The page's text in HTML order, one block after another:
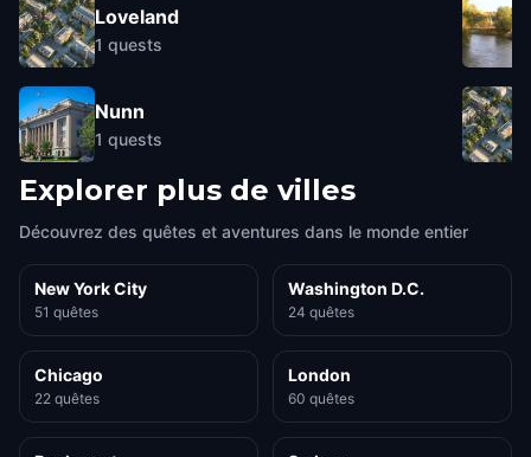
Loveland
1 quests
Nunn
1 quests
Explorer plus de villes
Découvrez des quêtes et aventures dans le monde entier
New York City
51 quêtes
Washington D.C.
24 quêtes
Chicago
22 quêtes
London
60 quêtes